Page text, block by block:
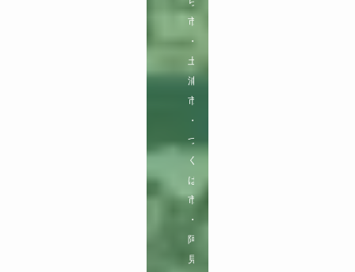
市
・
土
浦
市
・
つ
く
ば
市
・
阿
見